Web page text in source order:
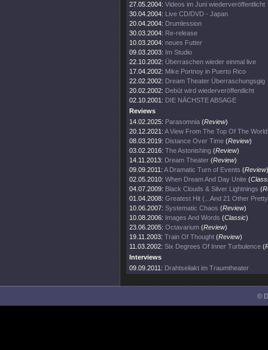
27.05.2004: Videos im Juni wiederveröffentlicht
30.04.2004: Live CD/DVD - Japan
20.04.2004: Drumlession
30.03.2004: Re-release
10.03.2004: neues Futter
09.03.2003: Im Studio
22.10.2002: Überraschen wieder einmal live
17.04.2002: Mike Portnoy in Puerto Rico
22.02.2002: Dream Theater Überraschungsgig
20.02.2002: Debüt wird wiederveröffentlicht
02.10.2001: DIE NÄCHSTE ABSAGE
Reviews
14.02.2025: Parasomnia (Review)
20.12.2021: A View From The Top Of The World
08.03.2019: Distance Over Time (Review)
03.02.2016: The Astonishing (Review)
14.11.2013: Dream Theater (Review)
09.09.2011: A Dramatic Turn of Events (Review)
02.05.2010: When Dream And Day Unite (
04.07.2009: Black Clouds & Silver Lightnings (
01.04.2008: Greatest Hit (...And 21 Other
10.06.2007: Systematic Chaos (Review)
10.08.2006: Images And Words (Classic)
23.06.2005: Octavarium (Review)
19.11.2003: Train Of Thought (Review)
11.03.2002: Six Degrees Of Inner Turbulence (
Interviews
09.09.2011: Drahtseilakt im Traumtheater
©